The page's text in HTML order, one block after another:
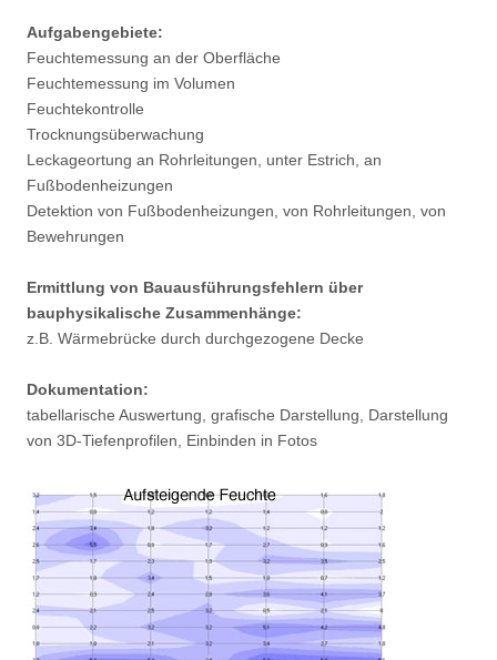
Aufgabengebiete:
Feuchtemessung an der Oberfläche
Feuchtemessung im Volumen
Feuchtekontrolle
Trocknungsüberwachung
Leckageortung an Rohrleitungen, unter Estrich, an
Fußbodenheizungen
Detektion von Fußbodenheizungen, von Rohrleitungen, von
Bewehrungen
Ermittlung von Bauausführungsfehlern über
bauphysikalische Zusammenhänge:
z.B. Wärmebrücke durch durchgezogene Decke
Dokumentation:
tabellarische Auswertung, grafische Darstellung, Darstellung
von 3D-Tiefenprofilen, Einbinden in Fotos